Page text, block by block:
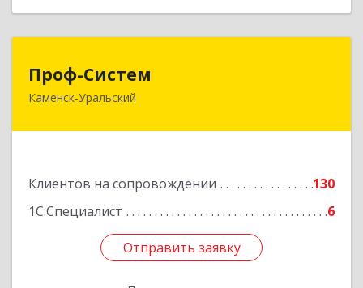
Проф-Систем
Каменск-Уральский
Клиентов на сопровождении
130
1С:Специалист
6
Отправить заявку
623406, Свердловская обл, Каменск-Уральский
Отправить заявку